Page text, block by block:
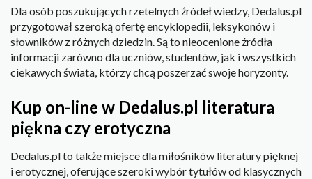
Dla osób poszukujących rzetelnych źródeł wiedzy, Dedalus.pl
przygotował szeroką ofertę encyklopedii, leksykonów i
słowników z różnych dziedzin. Są to nieocenione źródła
informacji zarówno dla uczniów, studentów, jak i wszystkich
ciekawych świata, którzy chcą poszerzać swoje horyzonty.
Kup on-line w Dedalus.pl literatura
piękna czy erotyczna
Dedalus.pl to także miejsce dla miłośników literatury pięknej
i erotycznej, oferujące szeroki wybór tytułów od klasycznych